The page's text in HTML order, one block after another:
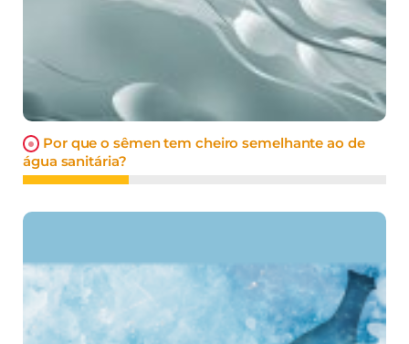
Por que o sêmen tem cheiro semelhante ao de
água sanitária?